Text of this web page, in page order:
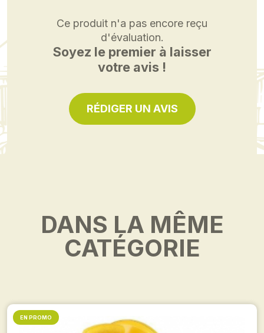
Ce produit n'a pas encore reçu
d'évaluation.
Soyez le premier à laisser
votre avis !
RÉDIGER UN AVIS
DANS LA MÊME
CATÉGORIE
EN PROMO